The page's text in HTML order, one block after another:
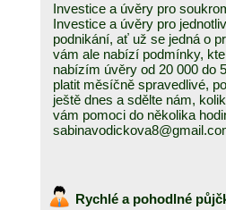
Investice a úvěry pro
Investice a úvěry pro
podnikání, ať už se jedná o
vám ale nabízí podmínky,
nabízím úvěry od 20 000 do
platit měsíčně spravedlivé,
ještě dnes a sdělte nám,
vám pomoci do několika
Rychlé a pohodlné